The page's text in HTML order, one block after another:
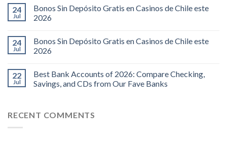
24
Jul
Bonos Sin Depósito Gratis en Casinos de Chile este
2026
24
Jul
Bonos Sin Depósito Gratis en Casinos de Chile este
2026
22
Jul
Best Bank Accounts of 2026: Compare Checking,
Savings, and CDs from Our Fave Banks
RECENT COMMENTS